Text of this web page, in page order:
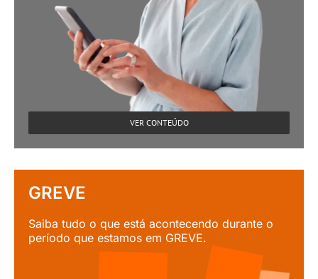
VER CONTEÚDO
GREVE
Saiba tudo o que está acontecendo durante o
período que estamos em GREVE.